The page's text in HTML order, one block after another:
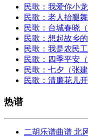
民歌：我爱你小
民歌：老人抬腿
民歌：台城春晓
民歌：想起故乡
民歌：我是农民
民歌：四季平安
民歌：七夕（张
民歌：清廉花儿
热谱
二胡乐谱曲谱 北